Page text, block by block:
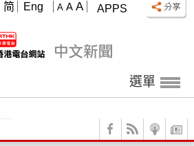
APPS
A A A
简 Eng
選單